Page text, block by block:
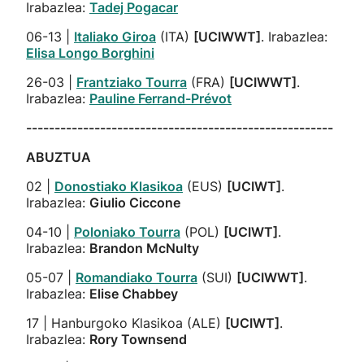
Irabazlea: Tadej Pogacar
06-13 | Italiako Giroa (ITA) [UCIWWT] . Irabazlea:
Elisa Longo Borghini
26-03 | Frantziako Tourra (FRA) [UCIWWT] .
Irabazlea: Pauline Ferrand-Prévot
------------------------------------------------------
ABUZTUA
02 | Donostiako Klasikoa (EUS) [UCIWT] .
Irabazlea: Giulio Ciccone
04-10 | Poloniako Tourra (POL) [UCIWT] .
Irabazlea: Brandon McNulty
05-07 | Romandiako Tourra (SUI) [UCIWWT] .
Irabazlea: Elise Chabbey
17 | Hanburgoko Klasikoa (ALE) [UCIWT] .
Irabazlea: Rory Townsend